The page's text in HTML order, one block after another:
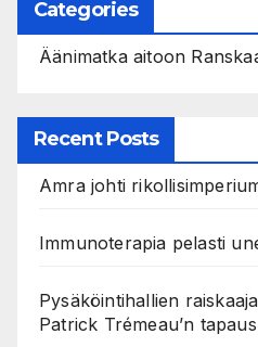
Categories
Äänimatka aitoon
Recent Posts
Amra johti
Immunoterapia pelasti
Pysäköintihallien
Patrick Trémeau’n tapaus